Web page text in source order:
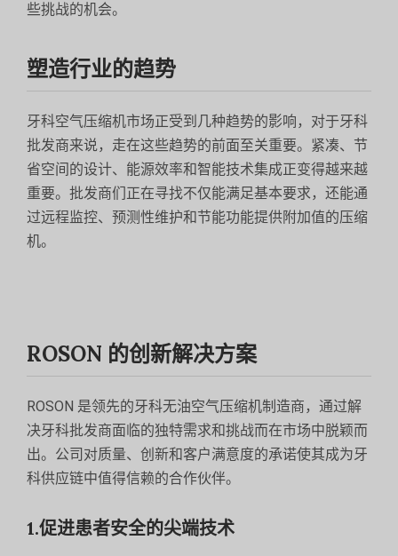
些挑战的机会。
塑造行业的趋势
牙科空气压缩机市场正受到几种趋势的影响，对于牙科
批发商来说，走在这些趋势的前面至关重要。紧凑、节
省空间的设计、能源效率和智能技术集成正变得越来越
重要。批发商们正在寻找不仅能满足基本要求，还能通
过远程监控、预测性维护和节能功能提供附加值的压缩
机。
ROSON 的创新解决方案
ROSON 是领先的牙科无油空气压缩机制造商，通过解
决牙科批发商面临的独特需求和挑战而在市场中脱颖而
出。公司对质量、创新和客户满意度的承诺使其成为牙
科供应链中值得信赖的合作伙伴。
1.促进患者安全的尖端技术